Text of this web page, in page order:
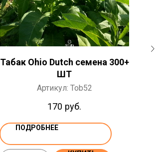
Табак Ohio Dutch семена 300+
ШТ
Артикул: Tob52
170 руб.
ПОДРОБНЕЕ